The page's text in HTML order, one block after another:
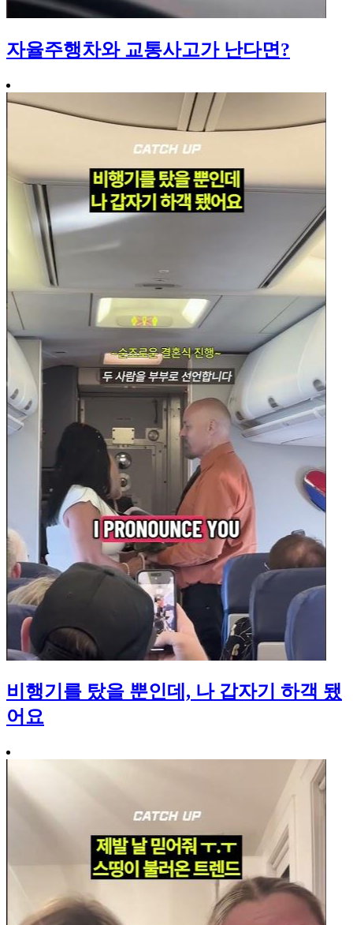
자율주행차와 교통사고가 난다면?
비행기를 탔을 뿐인데, 나 갑자기 하객 됐
어요